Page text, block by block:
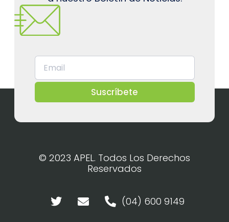
Suscríbete
© 2023 APEL. Todos Los Derechos
Reservados
(04) 600 9149